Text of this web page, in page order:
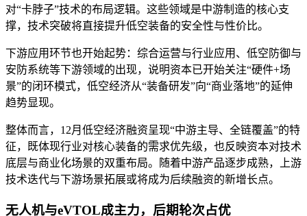
对“卡脖子”技术的布局逻辑。这些领域是中游制造的核心支
撑，技术突破将直接提升低空装备的安全性与性价比。
下游应用环节也开始起势：综合运营与行业应用、低空防御与
安防系统等下游领域的出现，说明资本已开始关注“硬件+场
景”的闭环模式，低空经济从“装备研发”向“商业落地”的延伸
趋势显现。
整体而言，12月低空经济融资呈现“中游主导、全链覆盖”的特
征，既体现行业对核心装备的需求优先级，也反映资本对技术
底层与商业化场景的双重布局。随着中游产品逐步成熟，上游
技术迭代与下游场景拓展或将成为后续融资的新增长点。
无人机与eVTOL成主力，后期轮次占优